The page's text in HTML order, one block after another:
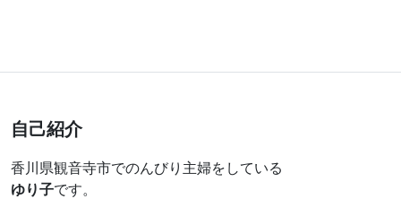
自己紹介
香川県観音寺市でのんびり主婦をしている
ゆり子です。